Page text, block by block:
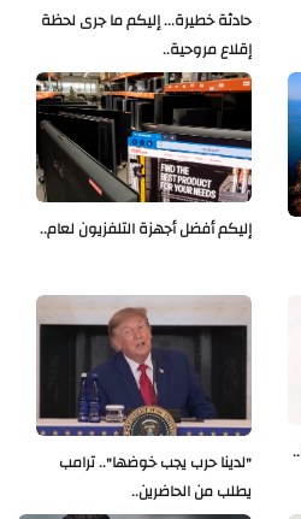
حادثة خطيرة... إليكم ما جرى لحظة
إقلاع مروحية..
إليكم أفضل أجهزة التلفزيون لعام..
"لدينا حرب يجب خوضها".. ترامب
يطلب من الحاضرين..